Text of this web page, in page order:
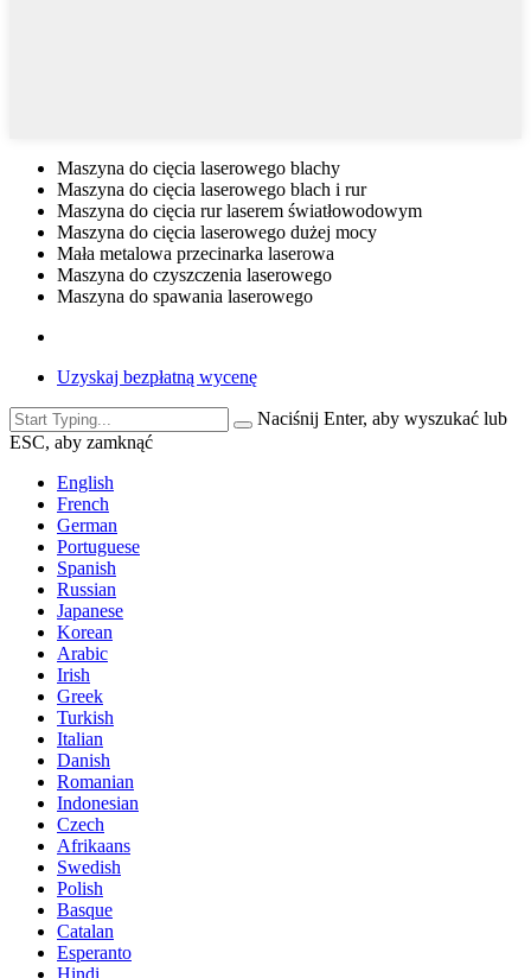
Maszyna do cięcia laserowego blachy
Maszyna do cięcia laserowego blach i rur
Maszyna do cięcia rur laserem światłowodowym
Maszyna do cięcia laserowego dużej mocy
Mała metalowa przecinarka laserowa
Maszyna do czyszczenia laserowego
Maszyna do spawania laserowego
Uzyskaj bezpłatną wycenę
Naciśnij Enter, aby wyszukać lub
ESC, aby zamknąć
English
French
German
Portuguese
Spanish
Russian
Japanese
Korean
Arabic
Irish
Greek
Turkish
Italian
Danish
Romanian
Indonesian
Czech
Afrikaans
Swedish
Polish
Basque
Catalan
Esperanto
Hindi